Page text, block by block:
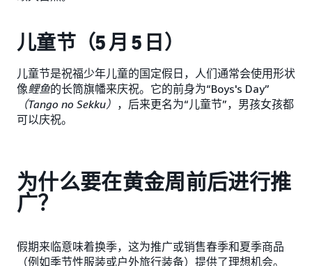
儿童节（5 月 5 日）
儿童节是祝福少年儿童的国定假日，人们通常会使用形状
像鲤鱼的长筒旗幡来庆祝。它的前身为“Boys's Day”
（Tango no Sekku） ，后来更名为“儿童节”，男孩女孩都
可以庆祝。
为什么要在黄金周前后进行推
广？
假期来临意味着换季，这为推广或销售春季和夏季商品
（例如季节性服装或户外旅行装备）提供了理想机会。